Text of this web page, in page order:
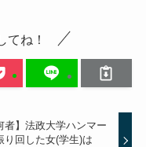
てね！
者】法政大学ハンマー
り回した女(学生)は